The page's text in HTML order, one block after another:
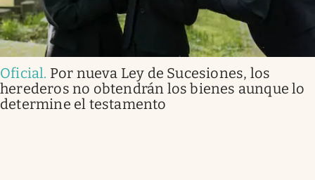
Oficial. Por nueva Ley de Sucesiones, los
herederos no obtendrán los bienes aunque lo
determine el testamento